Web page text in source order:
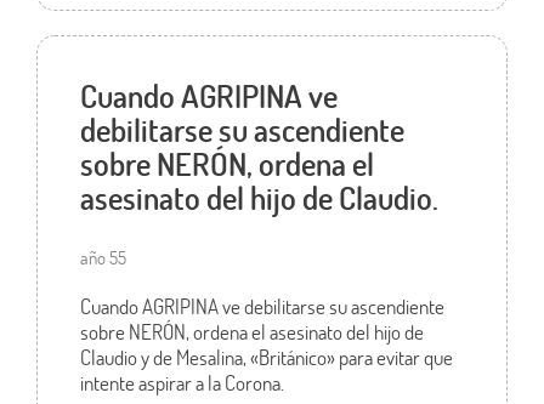
Cuando AGRIPINA ve
debilitarse su ascendiente
sobre NERÓN, ordena el
asesinato del hijo de Claudio.
año 55
Cuando AGRIPINA ve debilitarse su ascendiente
sobre NERÓN, ordena el asesinato del hijo de
Claudio y de Mesalina, «Británico» para evitar que
intente aspirar a la Corona.